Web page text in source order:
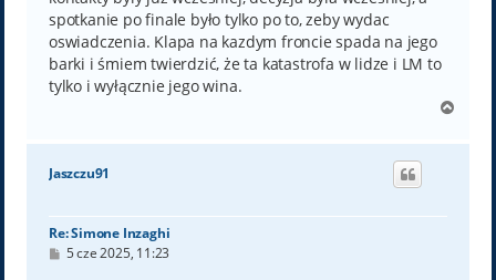
spotkanie po finale było tylko po to, zeby wydac
oswiadczenia. Klapa na kazdym froncie spada na jego
barki i śmiem twierdzić, że ta katastrofa w lidze i LM to
tylko i wyłącznie jego wina.
g
Jaszczu91
Re: Simone Inzaghi
P5 cze 2025, 11:23